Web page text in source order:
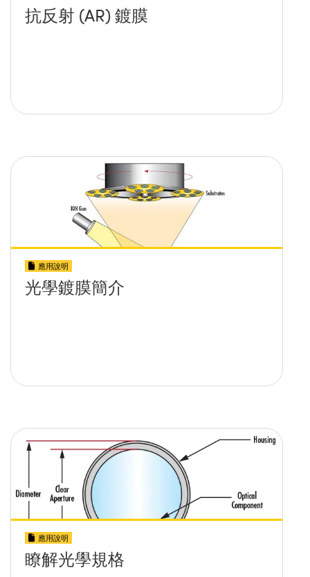
抗反射 (AR) 鍍膜
應用說明
光學鍍膜簡介
應用說明
瞭解光學規格